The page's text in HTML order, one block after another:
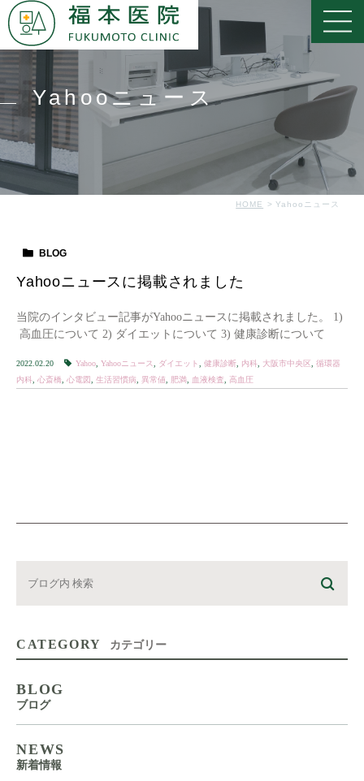
Yahooニュース
HOME Yahooニュース
BLOG
Yahooニュースに掲載されました
当院のインタビュー記事がYahooニュースに掲載されました。 1)
高血圧について 2) ダイエットについて 3) 健康診断について
2022.02.20 Yahoo Yahooニュース ダイエット 健康診断 内科 大阪市中央区
循環器
内科 心斎橋 心電図 生活習慣病 異常値 肥満 血液検査 高血圧
CATEGORY カテゴリー
BLOG
ブログ
NEWS
新着情報